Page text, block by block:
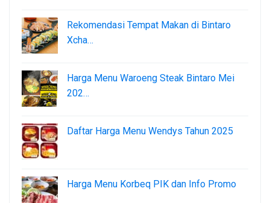
Rekomendasi Tempat Makan di Bintaro
Xcha…
Harga Menu Waroeng Steak Bintaro Mei
202…
Daftar Harga Menu Wendys Tahun 2025
Harga Menu Korbeq PIK dan Info Promo